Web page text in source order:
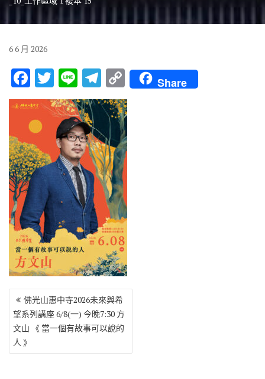
66 月 2026
F
ac
e
b
o
o
k
T
w
it
te
r
Li
n
e
T
el
e
gr
a
m
C
o
p
y
Li
n
k
Share
文
章
導
覽
佛光山惠中寺2026未來與希
望系列講座 6/8(一) 今晚7:30 方
文山 《 當一個有故事可以說的
人 》